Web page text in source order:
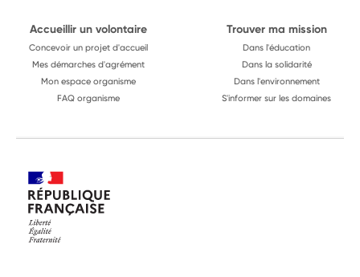
Accueillir un volontaire
Concevoir un projet d'accueil
Mes démarches d'agrément
Mon espace organisme
FAQ organisme
Trouver ma mission
Dans l'éducation
Dans la solidarité
Dans l'environnement
S'informer sur les domaines